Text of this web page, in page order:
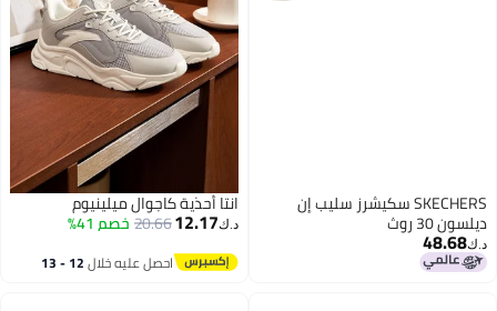
SKECHERS سكيشرز سليب إن
ديلسون 30 روث
د.ك‏48.68
انتا أحذية كاجوال ميلينيوم
د.ك‏12.17
20.66خصم 41%
احصل عليه خلال 12 - 13